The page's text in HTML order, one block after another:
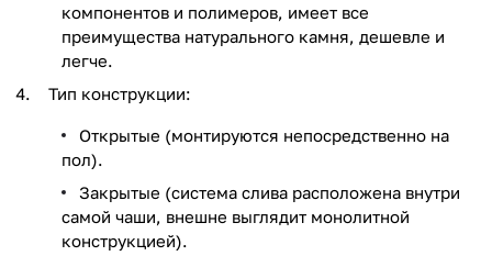
компонентов и полимеров, имеет все
преимущества натурального камня, дешевле и
легче.
Тип конструкции:
Открытые (монтируются непосредственно на
пол).
Закрытые (система слива расположена внутри
самой чаши, внешне выглядит монолитной
конструкцией).